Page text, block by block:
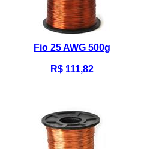
Fio 25 AWG 500g
R$ 111,82